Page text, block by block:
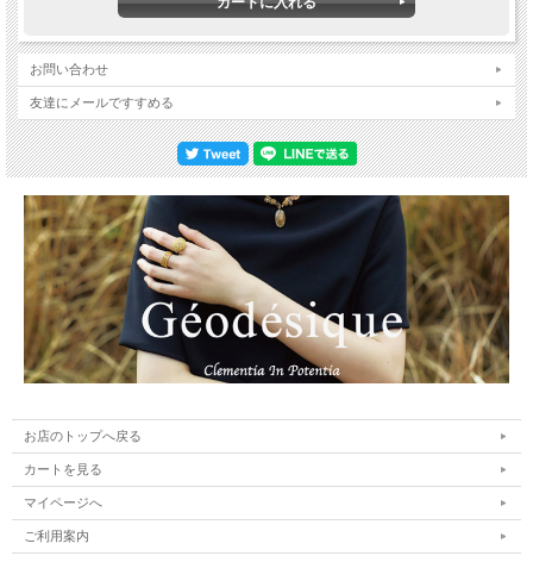
お問い合わせ
友達にメールですすめる
お店のトップへ戻る
カートを見る
マイページへ
ご利用案内